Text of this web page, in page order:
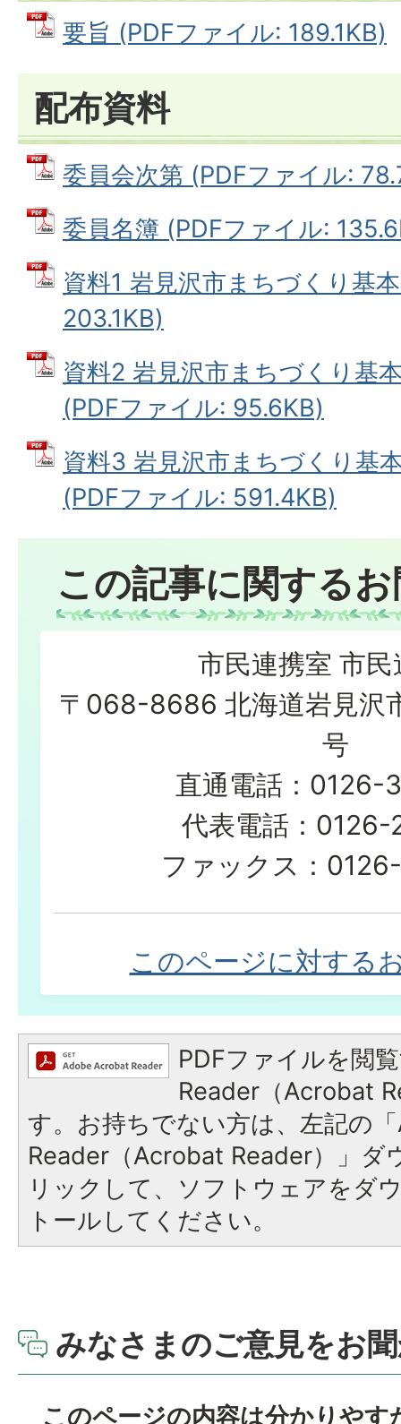
要旨 (PDFファイル: 189.1KB)
配布資料
委員会次第 (PDFファイル:
委員名簿 (PDFファイル:
資料1 岩見沢市まちづくり基
203.1KB)
資料2 岩見沢市まちづくり基
(PDFファイル: 95.6KB)
資料3 岩見沢市まちづくり基
(PDFファイル: 591.4KB)
この記事に関する
市民連携室 市民
〒068-8686 北海道岩見沢
号
直通電話：0126-
代表電話：0126-
ファックス：
このページに対する
PDFファイルを閲
Reader（Acrobat
す。お持ちでない方は、左記の
Reader（Acrobat Reader）」ダ
リックして、ソフトウェアをダ
トールしてください。
みなさまのご意見をお
このページの内容は分かりやす